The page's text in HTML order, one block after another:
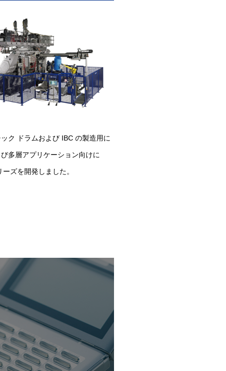
ク ドラムおよび IBC の製造用に
多層アプリケーション向けに
ーズを開発しました。